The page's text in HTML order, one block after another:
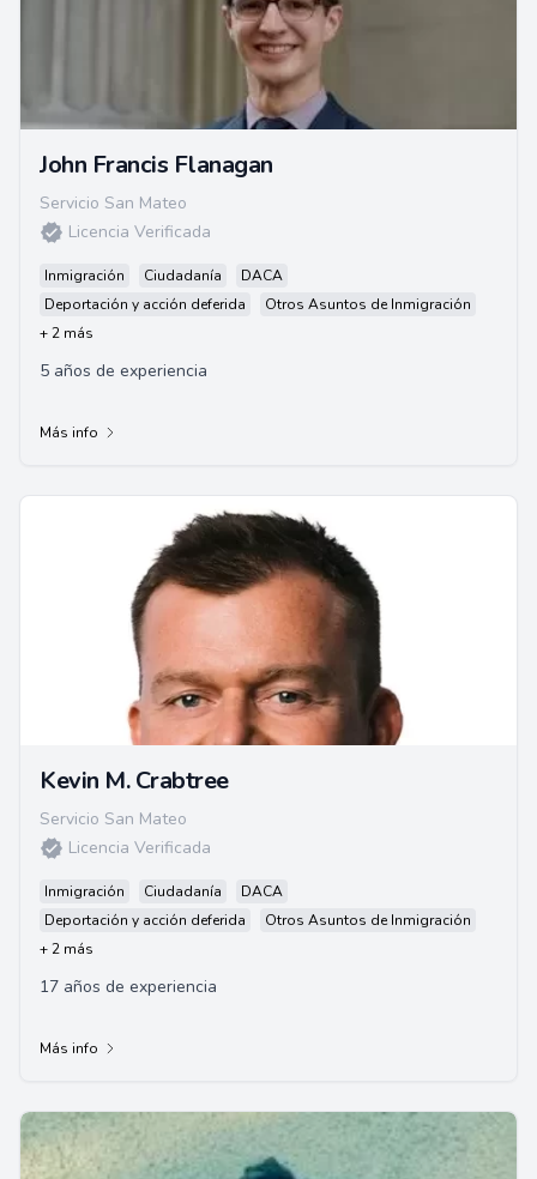
John Francis Flanagan
Servicio San Mateo
Licencia Verificada
Inmigración Ciudadanía
DACA
Deportación y acción deferida
Otros Asuntos de Inmigración
+ 2 más
5 años de experiencia
Más info
Kevin M. Crabtree
Servicio San Mateo
Licencia Verificada
Inmigración Ciudadanía
DACA
Deportación y acción deferida
Otros Asuntos de Inmigración
+ 2 más
17 años de experiencia
Más info